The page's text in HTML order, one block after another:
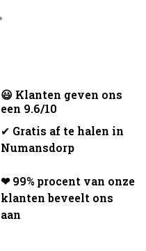
😃 Klanten geven ons
een 9.6/10
✔ Gratis af te halen in
Numansdorp
❤ 99% procent van onze
klanten beveelt ons
aan